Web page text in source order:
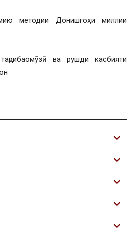
методии Донишгоҳи миллии
ва рушди касбияти